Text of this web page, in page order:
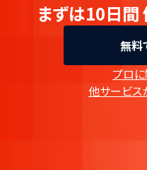
まずは10日間
無料
プロ
他サービス